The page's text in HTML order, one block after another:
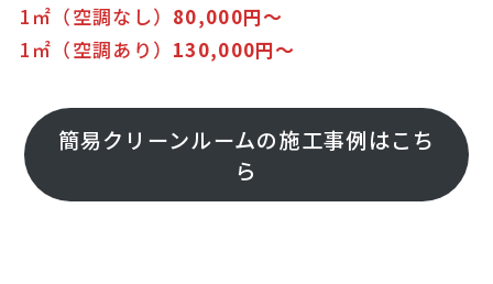
1㎡（空調なし） 80,000円～
1㎡（空調あり） 130,000円～
簡易クリーンルームの施工事例はこち
ら